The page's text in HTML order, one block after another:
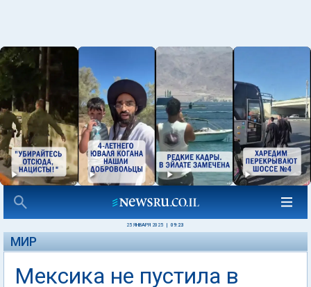
25 ЯНВАРЯ 2025 09:23
МИР
Мексика не пустила в